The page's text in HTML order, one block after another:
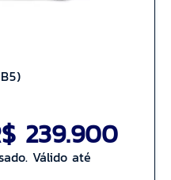
239.900
Válido até